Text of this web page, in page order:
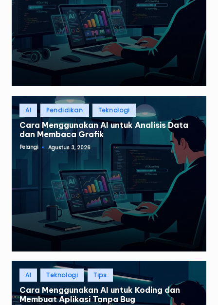
Posted
in
AI Pendidikan Teknologi
Cara Menggunakan AI untuk Analisis Data
dan Membaca Grafik
Posted
Pelangi Agustus 3, 2026
Posted
inAI Teknologi Tips
Cara Menggunakan AI untuk Koding dan
Membuat Aplikasi Tanpa Bug